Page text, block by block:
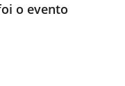
o evento